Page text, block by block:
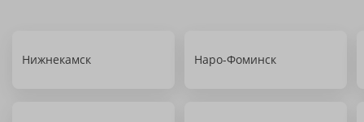
Нижнекамск Наро-Фоминск